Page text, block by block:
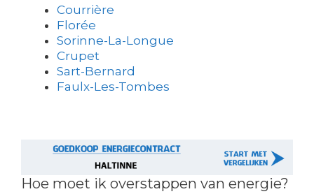
Courrière
Florée
Sorinne-La-Longue
Crupet
Sart-Bernard
Faulx-Les-Tombes
Hoe moet ik overstappen van energie?